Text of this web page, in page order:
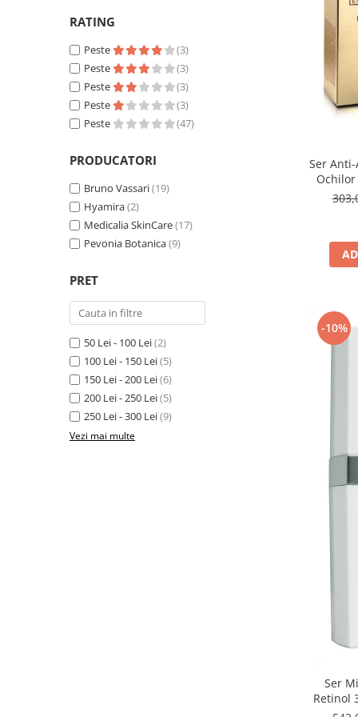
Pigmenti minerali
Primer gene
Creion de buze
SPRANCENE
Creioane sprancene
Gel pentru sprancene
Palete Contouring
Aur Cosmetic
PALETE PROFESIONALE
RATING
Peste
(3)
Peste
(3)
Peste
(3)
Peste
(3)
Peste
(47)
PRODUCATORI
Bruno Vassari(19)
Hyamira(2)
Medicalia SkinCare(17)
Pevonia Botanica(9)
PRET
50 Lei - 100 Lei(2)
100 Lei - 150 Lei(5)
150 Lei - 200 Lei(6)
200 Lei - 250 Lei(5)
250 Lei - 300 Lei(9)
Vezi mai multe
Ser
Ochilor
-10%
Ser
Retinol